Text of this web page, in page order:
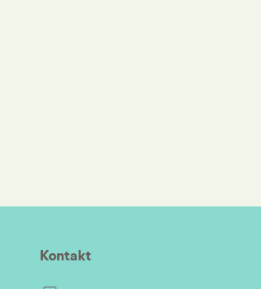
Kontakt